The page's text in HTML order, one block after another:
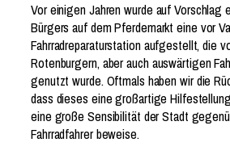
Vor einigen Jahren wurde auf Vorschlag
Bürgers auf dem Pferdemarkt eine vor
Fahrradreparaturstation aufgestellt, die
Rotenburgern, aber auch auswärtigen
genutzt wurde. Oftmals haben wir die
dass dieses eine großartige
eine große Sensibilität der Stadt
Fahrradfahrer beweise.